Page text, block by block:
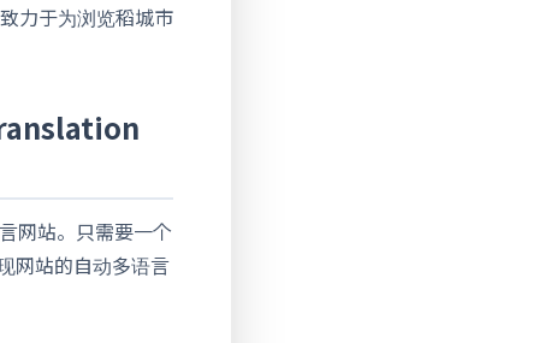
力于为浏览稻城市
网站。只需要一个
网站的自动多语言